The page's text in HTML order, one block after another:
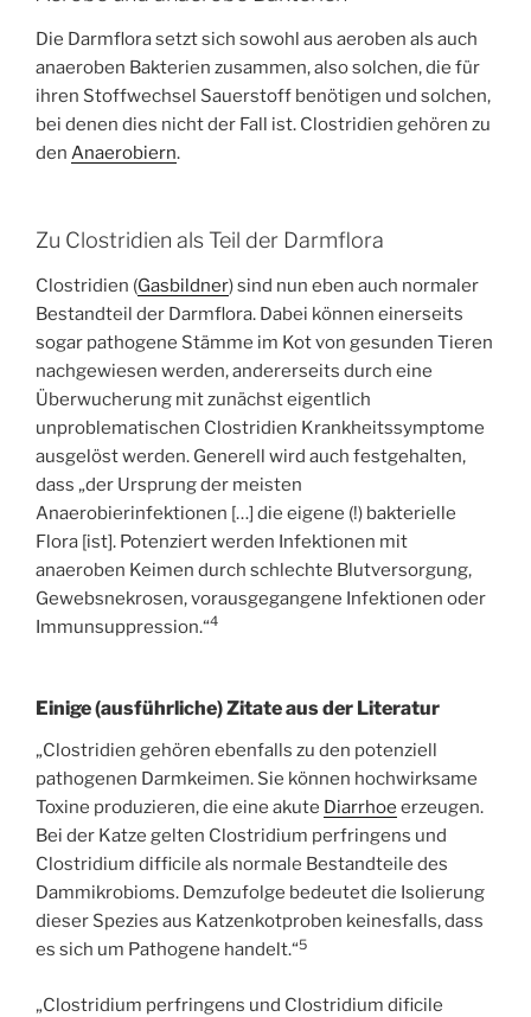
Die Darmflora setzt sich sowohl aus aeroben als auch
anaeroben Bakterien zusammen, also solchen, die für
ihren Stoffwechsel Sauerstoff benötigen und solchen,
bei denen dies nicht der Fall ist. Clostridien gehören zu
den Anaerobiern.
Zu Clostridien als Teil der Darmflora
Clostridien (Gasbildner) sind nun eben auch normaler
Bestandteil der Darmflora. Dabei können einerseits
sogar pathogene Stämme im Kot von gesunden Tieren
nachgewiesen werden, andererseits durch eine
Überwucherung mit zunächst eigentlich
unproblematischen Clostridien Krankheitssymptome
ausgelöst werden. Generell wird auch festgehalten,
dass „der Ursprung der meisten
Anaerobierinfektionen […] die eigene (!) bakterielle
Flora [ist]. Potenziert werden Infektionen mit
anaeroben Keimen durch schlechte Blutversorgung,
Gewebsnekrosen, vorausgegangene Infektionen oder
Immunsuppression.“4
Einige (ausführliche) Zitate aus der Literatur
„Clostridien gehören ebenfalls zu den potenziell
pathogenen Darmkeimen. Sie können hochwirksame
Toxine produzieren, die eine akute Diarrhoe erzeugen.
Bei der Katze gelten Clostridium perfringens und
Clostridium difficile als normale Bestandteile des
Dammikrobioms. Demzufolge bedeutet die Isolierung
dieser Spezies aus Katzenkotproben keinesfalls, dass
es sich um Pathogene handelt.“5
„Clostridium perfringens und Clostridium dificile